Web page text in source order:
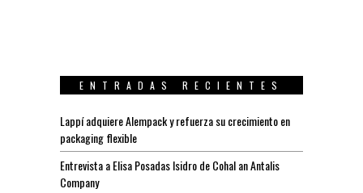
ENTRADAS RECIENTES
Lappí adquiere Alempack y refuerza su crecimiento en
packaging flexible
Entrevista a Elisa Posadas Isidro de Cohal an Antalis
Company